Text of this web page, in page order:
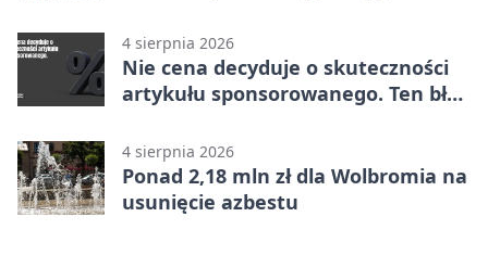
4 sierpnia 2026
Nie cena decyduje o skuteczności
artykułu sponsorowanego. Ten błąd
4 sierpnia 2026
Ponad 2,18 mln zł dla Wolbromia na
usunięcie azbestu